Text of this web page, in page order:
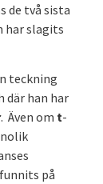
de två sista
har slagits
teckning
där han har
. Även om t-
på